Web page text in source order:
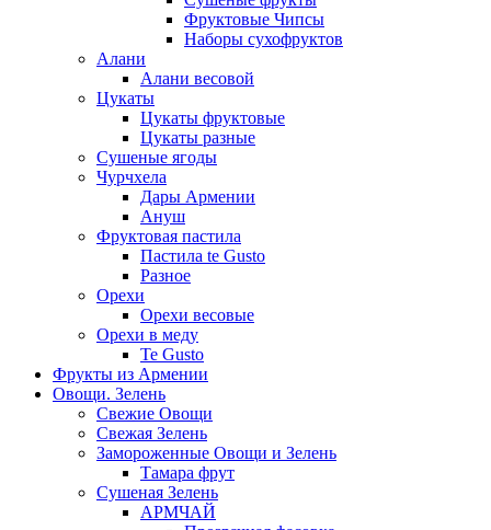
Фруктовые Чипсы
Наборы сухофруктов
Алани
Алани весовой
Цукаты
Цукаты фруктовые
Цукаты разные
Сушеные ягоды
Чурчхела
Дары Армении
Ануш
Фруктовая пастила
Пастила te Gusto
Разное
Орехи
Орехи весовые
Орехи в меду
Te Gusto
Фрукты из Армении
Овощи. Зелень
Свежие Овощи
Свежая Зелень
Замороженные Овощи и Зелень
Тамара фрут
Сушеная Зелень
АРМЧАЙ